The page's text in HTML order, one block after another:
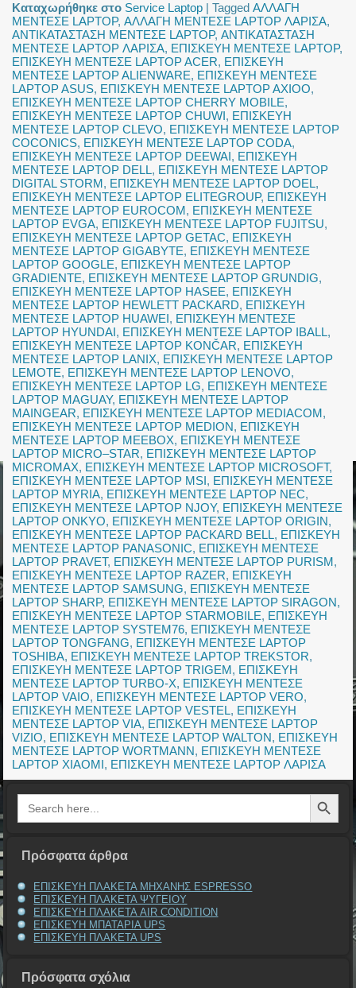
Καταχωρήθηκε στο Service Laptop |Tagged ΑΛΛΑΓΗ
ΜΕΝΤΕΣΕ LAPTOP,ΑΛΛΑΓΗ ΜΕΝΤΕΣΕ LAPTOP ΛΑΡΙΣΑ,
ΑΝΤΙΚΑΤΑΣΤΑΣΗ ΜΕΝΤΕΣΕ LAPTOP,ΑΝΤΙΚΑΤΑΣΤΑΣΗ
ΜΕΝΤΕΣΕ LAPTOP ΛΑΡΙΣΑ, ΕΠΙΣΚΕΥΗ ΜΕΝΤΕΣΕ LAPTOP,
ΕΠΙΣΚΕΥΗ ΜΕΝΤΕΣΕ LAPTOP ACER, ΕΠΙΣΚΕΥΗ
ΜΕΝΤΕΣΕ LAPTOP ALIENWARE, ΕΠΙΣΚΕΥΗ ΜΕΝΤΕΣΕ
LAPTOP ASUS, ΕΠΙΣΚΕΥΗ ΜΕΝΤΕΣΕ LAPTOP AXIOO,
ΕΠΙΣΚΕΥΗ ΜΕΝΤΕΣΕ LAPTOP CHERRY MOBILE,
ΕΠΙΣΚΕΥΗ ΜΕΝΤΕΣΕ LAPTOP CHUWI, ΕΠΙΣΚΕΥΗ
ΜΕΝΤΕΣΕ LAPTOP CLEVO, ΕΠΙΣΚΕΥΗ ΜΕΝΤΕΣΕ LAPTOP
COCONICS, ΕΠΙΣΚΕΥΗ ΜΕΝΤΕΣΕ LAPTOP CODA,
ΕΠΙΣΚΕΥΗ ΜΕΝΤΕΣΕ LAPTOP DEEWAI, ΕΠΙΣΚΕΥΗ
ΜΕΝΤΕΣΕ LAPTOP DELL, ΕΠΙΣΚΕΥΗ ΜΕΝΤΕΣΕ LAPTOP
DIGITAL STORM, ΕΠΙΣΚΕΥΗ ΜΕΝΤΕΣΕ LAPTOP DOEL,
ΕΠΙΣΚΕΥΗ ΜΕΝΤΕΣΕ LAPTOP ELITEGROUP, ΕΠΙΣΚΕΥΗ
ΜΕΝΤΕΣΕ LAPTOP EUROCOM, ΕΠΙΣΚΕΥΗ ΜΕΝΤΕΣΕ
LAPTOP EVGA, ΕΠΙΣΚΕΥΗ ΜΕΝΤΕΣΕ LAPTOP FUJITSU,
ΕΠΙΣΚΕΥΗ ΜΕΝΤΕΣΕ LAPTOP GETAC, ΕΠΙΣΚΕΥΗ
ΜΕΝΤΕΣΕ LAPTOP GIGABYTE, ΕΠΙΣΚΕΥΗ ΜΕΝΤΕΣΕ
LAPTOP GOOGLE, ΕΠΙΣΚΕΥΗ ΜΕΝΤΕΣΕ LAPTOP
GRADIENTE, ΕΠΙΣΚΕΥΗ ΜΕΝΤΕΣΕ LAPTOP GRUNDIG,
ΕΠΙΣΚΕΥΗ ΜΕΝΤΕΣΕ LAPTOP HASEE, ΕΠΙΣΚΕΥΗ
ΜΕΝΤΕΣΕ LAPTOP HEWLETT PACKARD, ΕΠΙΣΚΕΥΗ
ΜΕΝΤΕΣΕ LAPTOP HUAWEI, ΕΠΙΣΚΕΥΗ ΜΕΝΤΕΣΕ
LAPTOP HYUNDAI, ΕΠΙΣΚΕΥΗ ΜΕΝΤΕΣΕ LAPTOP IBALL,
ΕΠΙΣΚΕΥΗ ΜΕΝΤΕΣΕ LAPTOP KONČAR, ΕΠΙΣΚΕΥΗ
ΜΕΝΤΕΣΕ LAPTOP LANIX, ΕΠΙΣΚΕΥΗ ΜΕΝΤΕΣΕ LAPTOP
LEMOTE, ΕΠΙΣΚΕΥΗ ΜΕΝΤΕΣΕ LAPTOP LENOVO,
ΕΠΙΣΚΕΥΗ ΜΕΝΤΕΣΕ LAPTOP LG, ΕΠΙΣΚΕΥΗ ΜΕΝΤΕΣΕ
LAPTOP MAGUAY, ΕΠΙΣΚΕΥΗ ΜΕΝΤΕΣΕ LAPTOP
MAINGEAR, ΕΠΙΣΚΕΥΗ ΜΕΝΤΕΣΕ LAPTOP MEDIACOM,
ΕΠΙΣΚΕΥΗ ΜΕΝΤΕΣΕ LAPTOP MEDION, ΕΠΙΣΚΕΥΗ
ΜΕΝΤΕΣΕ LAPTOP MEEBOX, ΕΠΙΣΚΕΥΗ ΜΕΝΤΕΣΕ
LAPTOP MICRO–STAR, ΕΠΙΣΚΕΥΗ ΜΕΝΤΕΣΕ LAPTOP
MICROMAX, ΕΠΙΣΚΕΥΗ ΜΕΝΤΕΣΕ LAPTOP MICROSOFT,
ΕΠΙΣΚΕΥΗ ΜΕΝΤΕΣΕ LAPTOP MSI, ΕΠΙΣΚΕΥΗ ΜΕΝΤΕΣΕ
LAPTOP MYRIA, ΕΠΙΣΚΕΥΗ ΜΕΝΤΕΣΕ LAPTOP NEC,
ΕΠΙΣΚΕΥΗ ΜΕΝΤΕΣΕ LAPTOP NJOY, ΕΠΙΣΚΕΥΗ ΜΕΝΤΕΣΕ
LAPTOP ONKYO, ΕΠΙΣΚΕΥΗ ΜΕΝΤΕΣΕ LAPTOP ORIGIN,
ΕΠΙΣΚΕΥΗ ΜΕΝΤΕΣΕ LAPTOP PACKARD BELL, ΕΠΙΣΚΕΥΗ
ΜΕΝΤΕΣΕ LAPTOP PANASONIC, ΕΠΙΣΚΕΥΗ ΜΕΝΤΕΣΕ
LAPTOP PRAVET, ΕΠΙΣΚΕΥΗ ΜΕΝΤΕΣΕ LAPTOP PURISM,
ΕΠΙΣΚΕΥΗ ΜΕΝΤΕΣΕ LAPTOP RAZER, ΕΠΙΣΚΕΥΗ
ΜΕΝΤΕΣΕ LAPTOP SAMSUNG, ΕΠΙΣΚΕΥΗ ΜΕΝΤΕΣΕ
LAPTOP SHARP, ΕΠΙΣΚΕΥΗ ΜΕΝΤΕΣΕ LAPTOP SIRAGON,
ΕΠΙΣΚΕΥΗ ΜΕΝΤΕΣΕ LAPTOP STARMOBILE, ΕΠΙΣΚΕΥΗ
ΜΕΝΤΕΣΕ LAPTOP SYSTEM76, ΕΠΙΣΚΕΥΗ ΜΕΝΤΕΣΕ
LAPTOP TONGFANG, ΕΠΙΣΚΕΥΗ ΜΕΝΤΕΣΕ LAPTOP
TOSHIBA, ΕΠΙΣΚΕΥΗ ΜΕΝΤΕΣΕ LAPTOP TREKSTOR,
ΕΠΙΣΚΕΥΗ ΜΕΝΤΕΣΕ LAPTOP TRIGEM, ΕΠΙΣΚΕΥΗ
ΜΕΝΤΕΣΕ LAPTOP TURBO-X, ΕΠΙΣΚΕΥΗ ΜΕΝΤΕΣΕ
LAPTOP VAIO, ΕΠΙΣΚΕΥΗ ΜΕΝΤΕΣΕ LAPTOP VERO,
ΕΠΙΣΚΕΥΗ ΜΕΝΤΕΣΕ LAPTOP VESTEL, ΕΠΙΣΚΕΥΗ
ΜΕΝΤΕΣΕ LAPTOP VIA, ΕΠΙΣΚΕΥΗ ΜΕΝΤΕΣΕ LAPTOP
VIZIO, ΕΠΙΣΚΕΥΗ ΜΕΝΤΕΣΕ LAPTOP WALTON, ΕΠΙΣΚΕΥΗ
ΜΕΝΤΕΣΕ LAPTOP WORTMANN, ΕΠΙΣΚΕΥΗ ΜΕΝΤΕΣΕ
LAPTOP XIAOMI, ΕΠΙΣΚΕΥΗ ΜΕΝΤΕΣΕ LAPTOP ΛΑΡΙΣΑ
Search
for:
Search Button
Πρόσφατα άρθρα
ΕΠΙΣΚΕΥΗ ΠΛΑΚΕΤΑ ΜΗΧΑΝΗΣ ESPRESSO
ΕΠΙΣΚΕΥΗ ΠΛΑΚΕΤΑ ΨΥΓΕΙΟΥ
ΕΠΙΣΚΕΥΗ ΠΛΑΚΕΤΑ AIR CONDITION
ΕΠΙΣΚΕΥΗ ΜΠΑΤΑΡΙΑ UPS
ΕΠΙΣΚΕΥΗ ΠΛΑΚΕΤΑ UPS
Πρόσφατα σχόλια